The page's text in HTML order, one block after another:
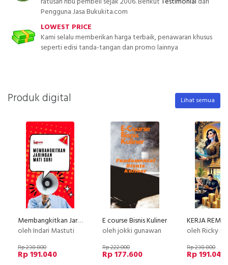
Pengguna Jasa Bukukita.com
LOWEST PRICE
Kami selalu memberikan harga terbaik, penawaran khusus
seperti edisi tanda-tangan dan promo lainnya
Produk digital Lihat semua
Membangkitkan Jaringan Mati Suri
oleh Indari Mastuti
Rp 238.800
Rp 191.040
E course Bisnis Kuliner
oleh jokki gunawan
Rp 222.000
Rp 177.600
oleh Ricky
Rp 238.800
Rp 191.040